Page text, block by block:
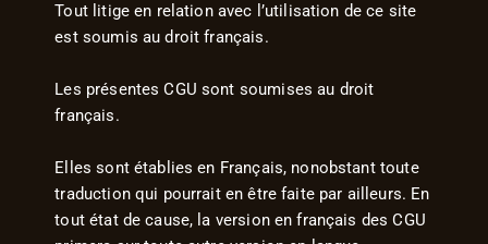
Tout litige en relation avec l’utilisation de ce site
est soumis au droit français.
Les présentes CGU sont soumises au droit
français.
Elles sont établies en Français, nonobstant toute
traduction qui pourrait en être faite par ailleurs. En
tout état de cause, la version en français des CGU